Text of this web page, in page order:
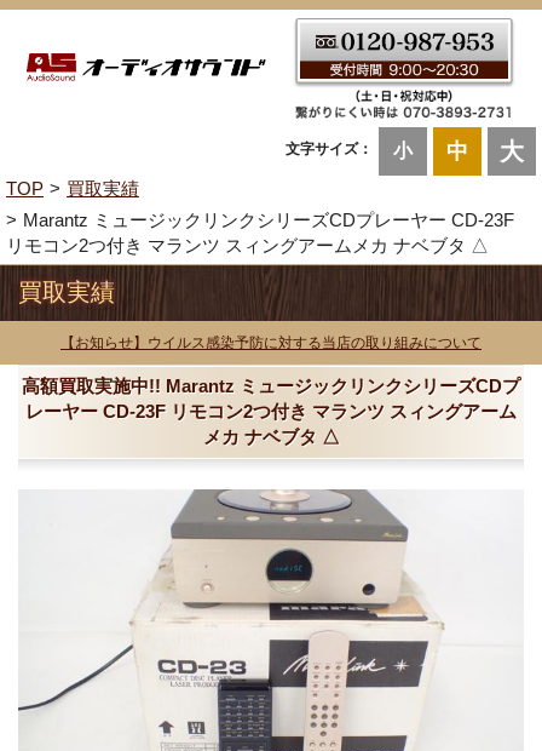
文字サイズ： 小 中 大
TOP
買取実績
Marantz ミュージックリンクシリーズCDプレーヤー CD-23F
リモコン2つ付き マランツ スィングアームメカ ナベブタ △
買取実績
【お知らせ】ウイルス感染予防に対する当店の取り組みについて
高額買取実施中!! Marantz ミュージックリンクシリーズCDプ
レーヤー CD-23F リモコン2つ付き マランツ スィングアーム
メカ ナベブタ △